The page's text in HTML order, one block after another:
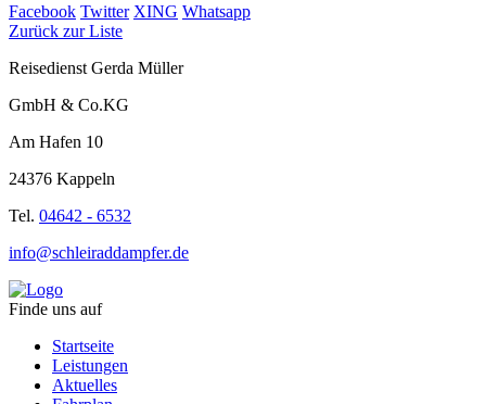
Facebook Twitter XING Whatsapp
Zurück zur Liste
Reisedienst Gerda Müller
GmbH & Co.KG
Am Hafen 10
24376 Kappeln
Tel. 04642 - 6532
info@schleiraddampfer.de
Finde uns auf
Startseite
Leistungen
Aktuelles